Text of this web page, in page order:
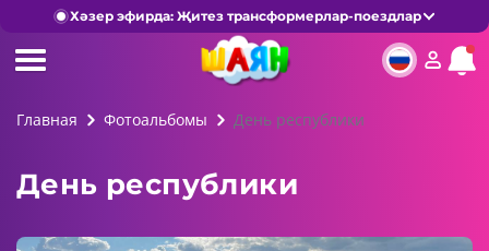
Хәзер эфирда: Җитез трансформерлар-поездлар
Главная Фотоальбомы День республики
День республики